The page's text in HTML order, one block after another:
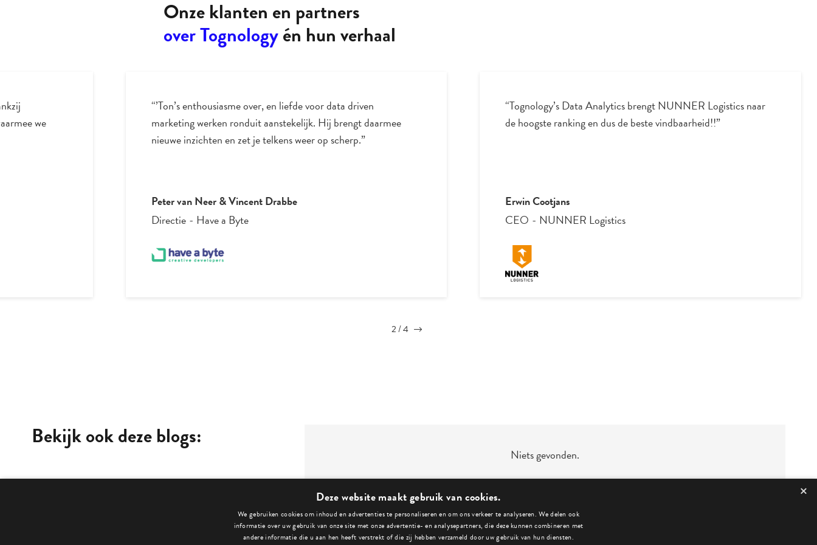
Onze klanten en partners
over Tognologyén hun verhaal
we
“’Ton’s enthousiasme over, en liefde voor data driven
marketing werken ronduit aanstekelijk. Hij brengt daarmee
nieuwe inzichten en zet je telkens weer op scherp.”
Peter van Neer & Vincent Drabbe
Directie - Have a Byte
“Tognology’s Data Analytics brengt NUNNER Logistics naar
de hoogste ranking en dus de beste vindbaarheid!!”
Erwin Cootjans
CEO - NUNNER Logistics
3/4
Bekijk ook deze blogs:
Niets gevonden.
×
Deze website maakt gebruik van cookies.
We gebruiken cookies om inhoud en advertenties te personaliseren en om ons verkeer te analyseren. We delen ook
informatie over uw gebruik van onze site met onze advertentie- en analysepartners, die deze kunnen combineren met
andere informatie die u aan hen heeft verstrekt of die zij hebben verzameld door uw gebruik van hun diensten.